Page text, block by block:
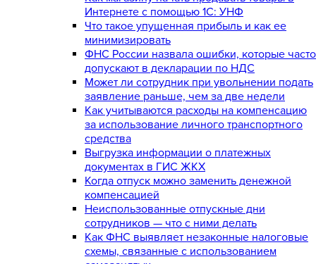
Интернете с помощью 1С: УНФ
Что такое упущенная прибыль и как ее
минимизировать
ФНС России назвала ошибки, которые часто
допускают в декларации по НДС
Может ли сотрудник при увольнении подать
заявление раньше, чем за две недели
Как учитываются расходы на компенсацию
за использование личного транспортного
средства
Выгрузка информации о платежных
документах в ГИС ЖКХ
Когда отпуск можно заменить денежной
компенсацией
Неиспользованные отпускные дни
сотрудников — что с ними делать
Как ФНС выявляет незаконные налоговые
схемы, связанные с использованием